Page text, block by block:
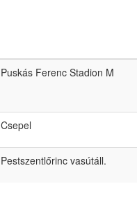
Puskás Ferenc Stadion M
Csepel
Pestszentlőrinc vasútáll.